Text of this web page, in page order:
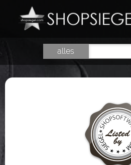
alles